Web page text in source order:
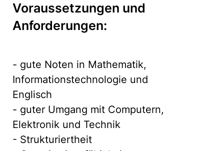
Voraussetzungen und
Anforderungen:
- gute Noten in Mathematik,
Informationstechnologie und
Englisch
- guter Umgang mit Computern,
Elektronik und Technik
- Strukturiertheit